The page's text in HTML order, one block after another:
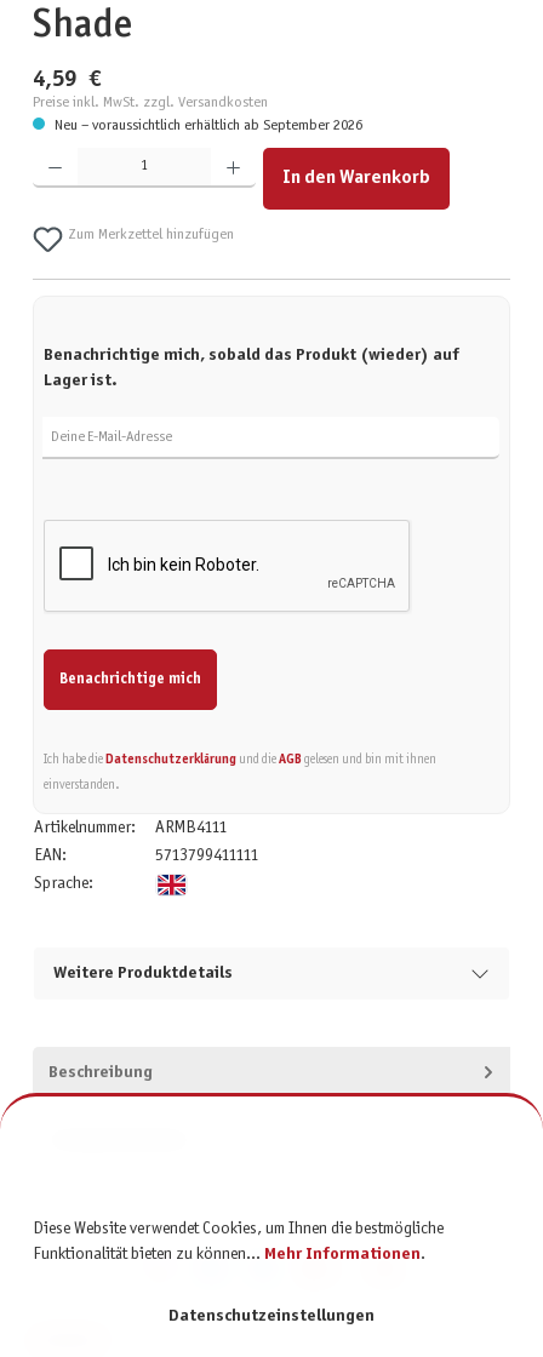
Shade
4,59 €
Preise inkl. MwSt. zzgl. Versandkosten
Neu – voraussichtlich erhältlich ab September 2026
Produkt Anzahl: Gib den gewünschten Wert ein oder benutze die Schaltflächen um die Anzahl zu
In den Warenkorb
Zum Merkzettel hinzufügen
Benachrichtige mich, sobald das Produkt (wieder) auf
Lager ist.
Benachrichtige mich
Ich habe die Datenschutzerklärungund die AGBgelesen und bin mit ihnen
einverstanden.
Artikelnummer:
ARMB4111
EAN:
5713799411111
Sprache:
Weitere Produktdetails
Beschreibung
Diese Website verwendet Cookies, um Ihnen die bestmögliche
Funktionalität bieten zu können... Mehr Informationen.
Datenschutzeinstellungen